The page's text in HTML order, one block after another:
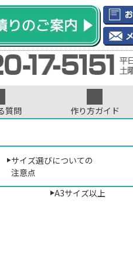
A4サイズ（マチなし）
A3サイズ以上
質問
作り方ガイド
サイズ選びについての
注意点
トート